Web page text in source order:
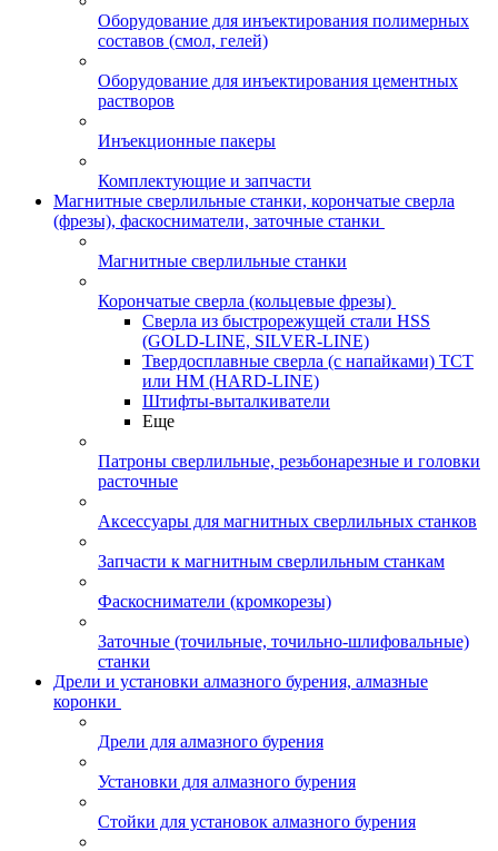
Оборудование для инъектирования полимерных
составов (смол, гелей)
Оборудование для инъектирования цементных
растворов
Инъекционные пакеры
Комплектующие и запчасти
Магнитные сверлильные станки, корончатые сверла
(фрезы), фаскосниматели, заточные станки
Магнитные сверлильные станки
Корончатые сверла (кольцевые фрезы)
Сверла из быстрорежущей стали HSS
(GOLD-LINE, SILVER-LINE)
Твердосплавные сверла (с напайками) ТСТ
или HM (HARD-LINE)
Штифты-выталкиватели
Еще
Патроны сверлильные, резьбонарезные и головки
расточные
Аксессуары для магнитных сверлильных станков
Запчасти к магнитным сверлильным станкам
Фаскосниматели (кромкорезы)
Заточные (точильные, точильно-шлифовальные)
станки
Дрели и установки алмазного бурения, алмазные
коронки
Дрели для алмазного бурения
Установки для алмазного бурения
Стойки для установок алмазного бурения